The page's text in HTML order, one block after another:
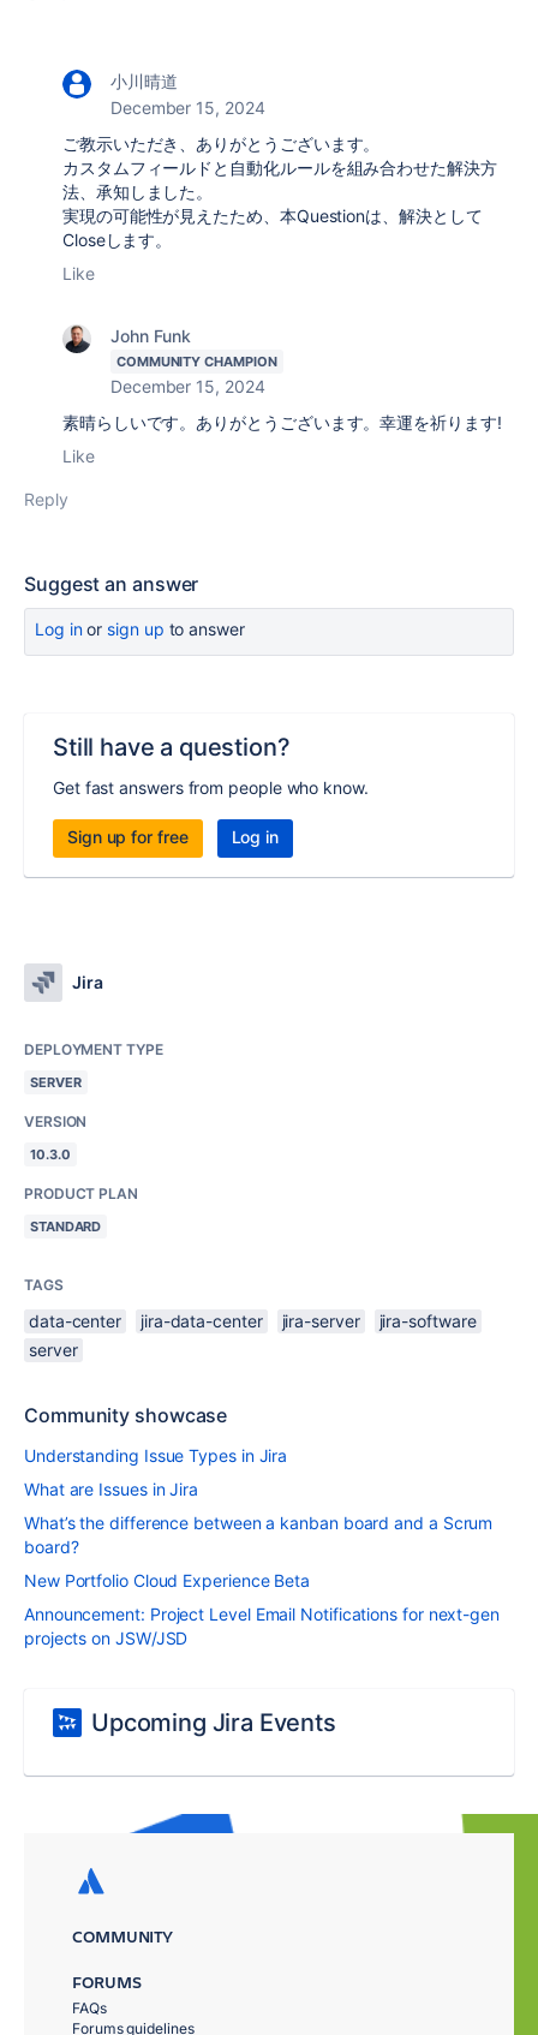
小川晴道
December 15, 2024
ご教示いただき、ありがとうございます。
カスタムフィールドと自動化ルールを組み合わせた解決方
法、承知しました。
実現の可能性が見えたため、本Questionは、解決として
Closeします。
Like
John Funk
COMMUNITY CHAMPION
December 15, 2024
素晴らしいです。ありがとうございます。幸運を祈ります!
Like
Reply
Suggest an answer
Log inor sign up to answer
Still have a question?
Get fast answers from people who know.
Sign up for free Log in
Jira
DEPLOYMENT TYPE
SERVER
VERSION
10.3.0
PRODUCT PLAN
STANDARD
TAGS
data-center jira-data-center jira-server
jira-software
server
Community showcase
Understanding Issue Types in Jira
What are Issues in Jira
What’s the difference between a kanban board and a Scrum
board?
New Portfolio Cloud Experience Beta
Announcement: Project Level Email Notifications for next-gen
projects on JSW/JSD
Upcoming Jira Events
COMMUNITY
FORUMS
FAQs
Forums guidelines